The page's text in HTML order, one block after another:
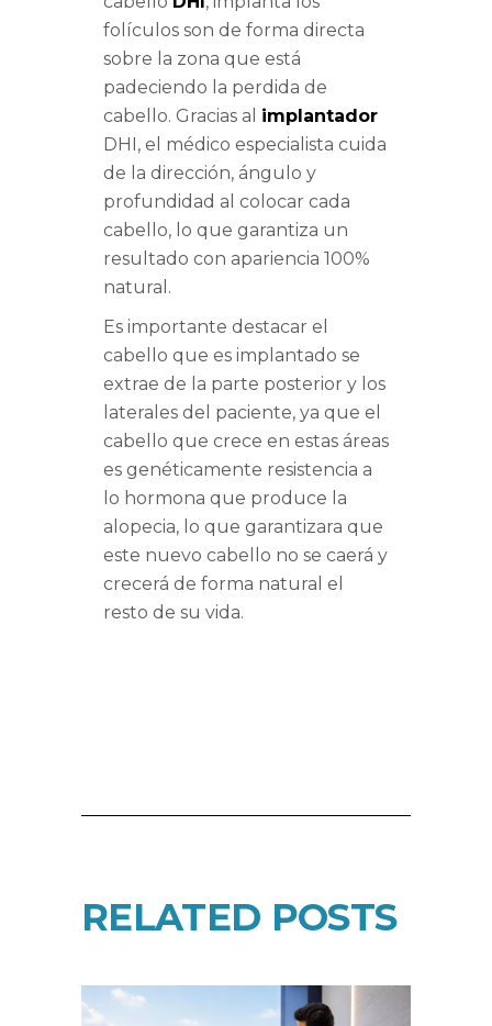
folículos son de forma directa
sobre la zona que está
padeciendo la perdida de
cabello. Gracias al implantador
DHI, el médico especialista cuida
de la dirección, ángulo y
profundidad al colocar cada
cabello, lo que garantiza un
resultado con apariencia 100%
natural.
Es importante destacar el
cabello que es implantado se
extrae de la parte posterior y los
laterales del paciente, ya que el
cabello que crece en estas áreas
es genéticamente resistencia a
lo hormona que produce la
alopecia, lo que garantizara que
este nuevo cabello no se caerá y
crecerá de forma natural el
resto de su vida.
RELATED POSTS